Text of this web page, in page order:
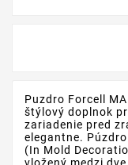
Puzdro Forcell
štýlový doplnok
zariadenie pred
elegantne.
(In Mold